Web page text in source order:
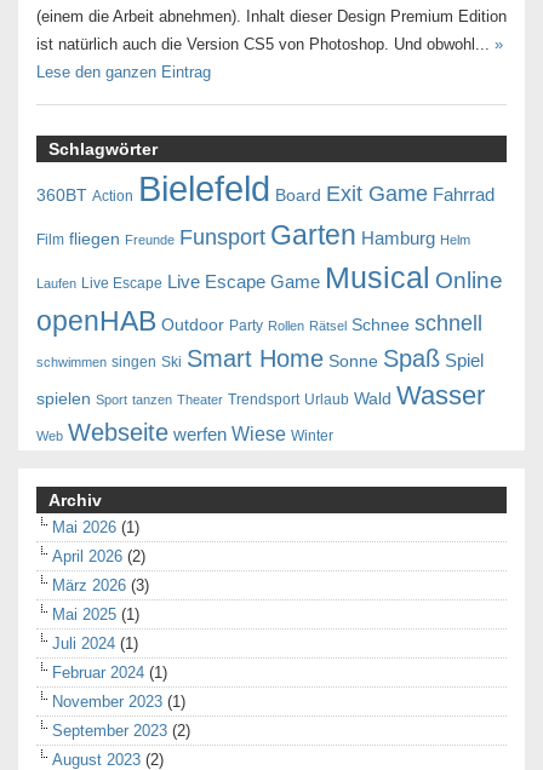
(einem die Arbeit abnehmen). Inhalt dieser Design Premium Edition
ist natürlich auch die Version CS5 von Photoshop. Und obwohl... »
Lese den ganzen Eintrag
Schlagwörter
360BT Action Bielefeld Board Exit Game Fahrrad
Film fliegen Freunde Funsport Garten Hamburg Helm
Laufen Live Escape Live Escape Game Musical Online
openHAB Outdoor Party Rollen Rätsel Schnee schnell
schwimmen singen Ski Smart Home Sonne Spaß Spiel
spielen Sport tanzen Theater Trendsport Urlaub Wald Wasser
Web Webseite werfen Wiese Winter
Archiv
Mai 2026 (1)
April 2026 (2)
März 2026 (3)
Mai 2025 (1)
Juli 2024 (1)
Februar 2024 (1)
November 2023 (1)
September 2023 (2)
August 2023 (2)